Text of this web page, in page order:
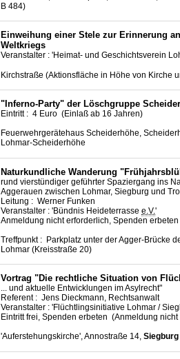
B 484)
Einweihung einer Stele zur Erinnerung
Weltkriegs
Veranstalter : 'Heimat- und Geschichtsverein
Kirchstraße (Aktionsfläche in Höhe von Kirche
"Inferno-Party" der Löschgruppe
Eintritt : 4 Euro (Einlaß ab 16 Jahren)
Feuerwehrgerätehaus Scheiderhöhe,
Lohmar-Scheiderhöhe
Naturkundliche Wanderung
rund vierstündiger geführter Spaziergang ins
Aggerauen zwischen Lohmar, Siegburg und
Leitung : Werner Funken
Veranstalter : 'Bündnis Heideterrasse e.V.'
Anmeldung nicht erforderlich, Spenden erbeten
Treffpunkt : Parkplatz unter der Agger-Brücke
Lohmar (Kreisstraße 20)
Vortrag "Die rechtliche Situation von
... und aktuelle Entwicklungen im Asylrecht"
Referent : Jens Dieckmann, Rechtsanwalt
Veranstalter : 'Flüchtlingsinitiative Lohmar /
Eintritt frei, Spenden erbeten (Anmeldung
'Auferstehungskirche', Annostraße 14, Siegburg